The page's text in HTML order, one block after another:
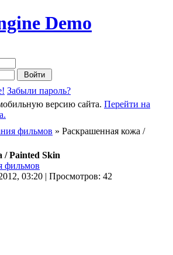
Demo
Забыли пароль?
версию сайта. Перейти на
фильмов » Раскрашенная кожа /
/ Painted Skin
фильмов
03:20 | Просмотров: 42